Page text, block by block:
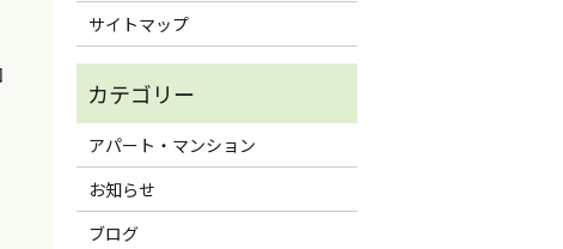
サイトマップ
アパート・マンション
お知らせ
ブログ